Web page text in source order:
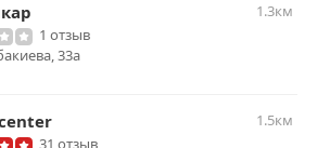
1.3км
1 отзыв
33а
1.5км
31 отзыв